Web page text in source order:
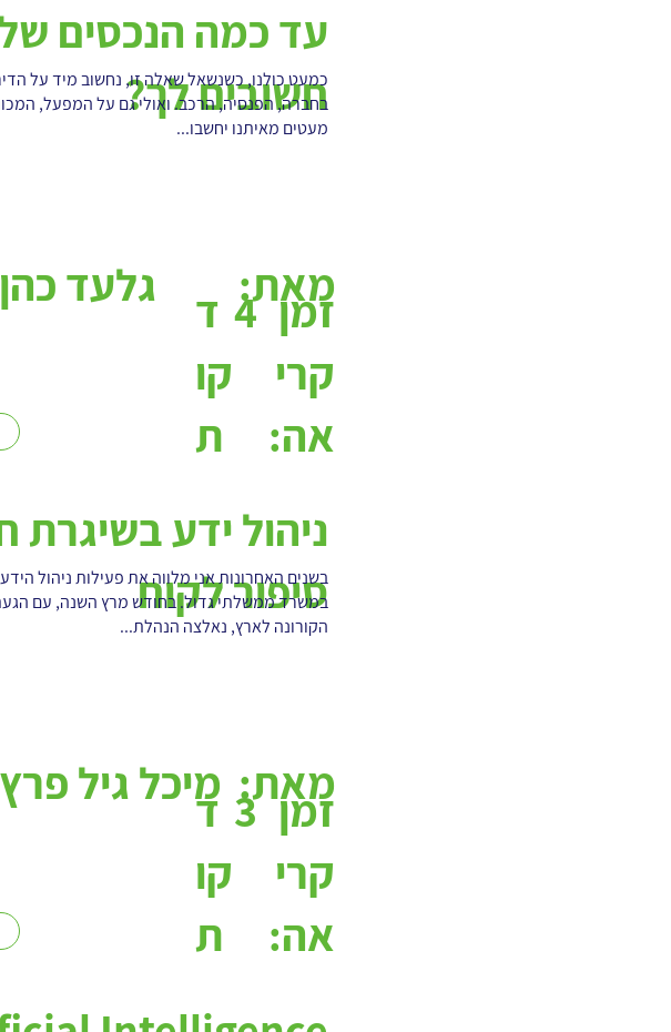
עד כמה הנכסים
חשובים לך?
כמעט כולנו, כשנשאל שאלה זו, נחשוב מיד על
בחברה, הפנסיה, הרכב. ואולי גם על המפעל,
מעטים מאיתנו יחשבו...
גלעד כהן מאת: ד
קו
ת
זמן
קרי
אה:
4
ניהול ידע בשיגרת
סיפור לקוח
בשנים האחרונות אני מלווה את פעילות ניהול
במשרד ממשלתי גדול. בחודש מרץ השנה, עם
הקורונה לארץ, נאלצה הנהלת...
מיכל גיל פרץ מאת: ד
קו
ת
זמן
קרי
אה:
3